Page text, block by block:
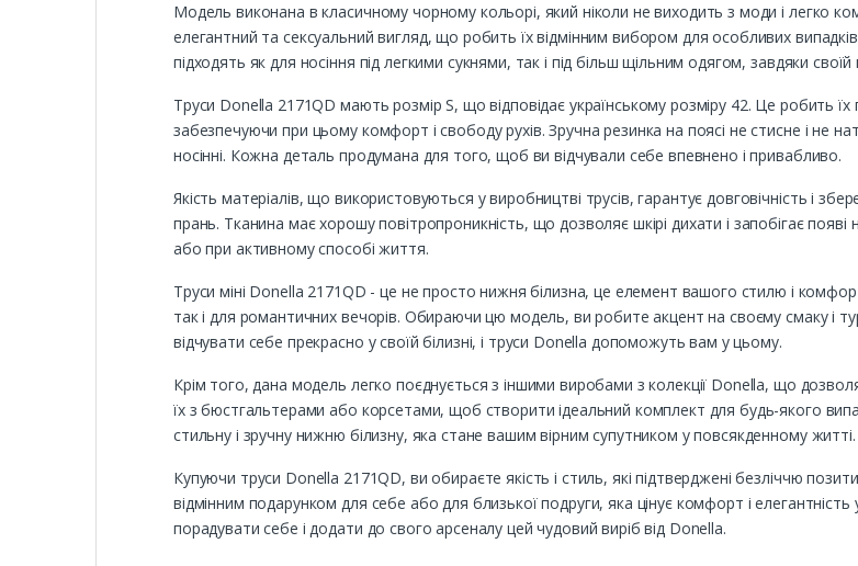
Модель виконана в класичному чорному кольорі, який ніколи не виходить з моди і легко
елегантний та сексуальний вигляд, що робить їх відмінним вибором для особливих
підходять як для носіння під легкими сукнями, так і під більш щільним одягом, завдяки
Труси Donella 2171QD мають розмір S, що відповідає українському розміру 42. Це робить
забезпечуючи при цьому комфорт і свободу рухів. Зручна резинка на поясі не стисне і не
носінні. Кожна деталь продумана для того, щоб ви відчували себе впевнено і привабливо.
Якість матеріалів, що використовуються у виробництві трусів, гарантує довговічність і
прань. Тканина має хорошу повітропроникність, що дозволяє шкірі дихати і запобігає
або при активному способі життя.
Труси міні Donella 2171QD - це не просто нижня білизна, це елемент вашого стилю і
так і для романтичних вечорів. Обираючи цю модель, ви робите акцент на своєму смаку і
відчувати себе прекрасно у своїй білизні, і труси Donella допоможуть вам у цьому.
Крім того, дана модель легко поєднується з іншими виробами з колекції Donella, що
їх з бюстгальтерами або корсетами, щоб створити ідеальний комплект для будь-якого
стильну і зручну нижню білизну, яка стане вашим вірним супутником у повсякденному житті.
Купуючи труси Donella 2171QD, ви обираєте якість і стиль, які підтверджені безліччю
відмінним подарунком для себе або для близької подруги, яка цінує комфорт і
порадувати себе і додати до свого арсеналу цей чудовий виріб від Donella.